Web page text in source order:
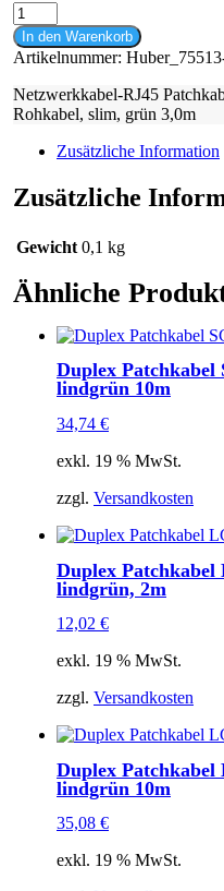
RJ45
Flachkabel
m.
CAT
7
Rohkabel
grün
Menge
In den Warenkorb
Artikelnummer:
Netzwerkkabel-RJ45
Rohkabel, slim, grün 3,0m
Zusätzliche Information
Zusätzliche
Gewicht 0,1 kg
Ähnliche
Duplex Patchkabel
lindgrün 10m
34,74 €
exkl. 19 % MwSt.
zzgl. Versandkosten
Duplex
lindgrün, 2m
12,02 €
exkl. 19 % MwSt.
zzgl. Versandkosten
Duplex
lindgrün 10m
35,08 €
exkl. 19 % MwSt.